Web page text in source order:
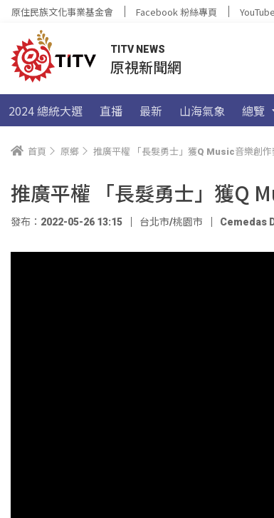
原住民族文化事業基金會 Facebook 粉絲專頁
TITV NEWS
原視新聞網
2024 總統大選 直播 最新 山海氣象 總覽
首頁 原鄉 推廣平權 「長髮勇士」獲Q Music音樂創作
推廣平權 「長髮勇士」獲Q
發布：2022-05-26 13:15 台北市/桃園市 Cemedas